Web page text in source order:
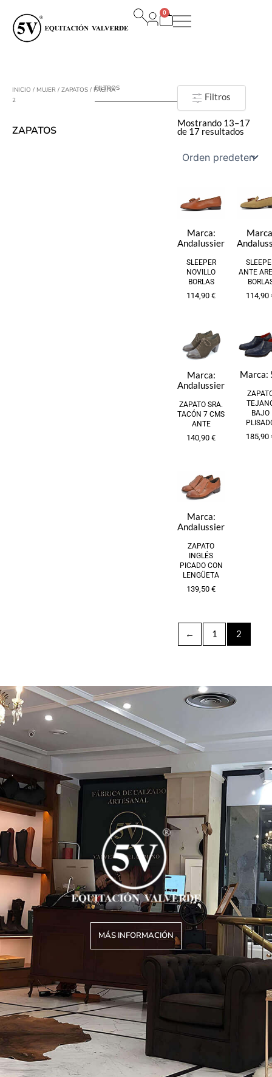
contenido
0
Carrito
INICIO / MUJER / ZAPATOS / PÁGINA
2
ZAPATOS
FILTROS
Filtros
Mostrando 13–17
de 17 resultados
Marca:
Andalussier
SLEEPER
NOVILLO
BORLAS
114,90 €
ANTE
114,90
Marca:
Andalussier
ZAPATO SRA.
TACÓN 7 CMS
ANTE
140,90 €
Marca:
BAJO
185,90
Marca:
Andalussier
ZAPATO
INGLÉS
PICADO CON
LENGÜETA
139,50 €
← 1 2
MÁS INFORMACIÓN